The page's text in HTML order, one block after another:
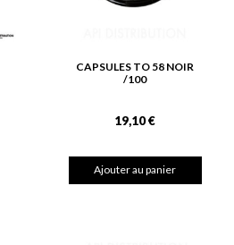
CAPSULES TO 58 NOIR
/100
19,10 €
Ajouter au panier